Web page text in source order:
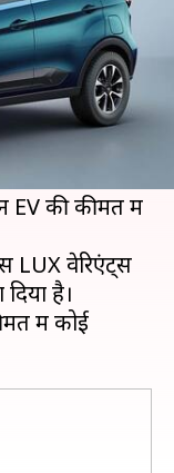
ऑटोमोबाइल
सहित कई
ने देश में
EV की कीमत में
LUX वेरिएंट्स
है।
में कोई